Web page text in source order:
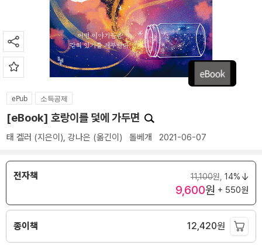
ePub 소득공제
[eBook] 호랑이를 덫에 가두면
태 켈러 (지은이), 강나은 (옮긴이) 돌베개 2021-06-07
전자책 11,100원, 14%
9,600원 + 550원
종이책 12,420원